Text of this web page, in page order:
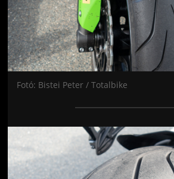
Fotó: Bistei Peter / Totalbike
Jön még kép!